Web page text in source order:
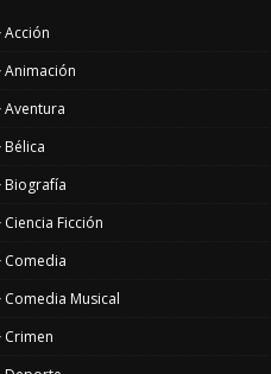
Acción
Animación
Aventura
Bélica
Biografía
Ciencia Ficción
Comedia
Comedia Musical
Crimen